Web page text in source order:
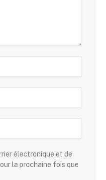
électronique et de
la prochaine fois que